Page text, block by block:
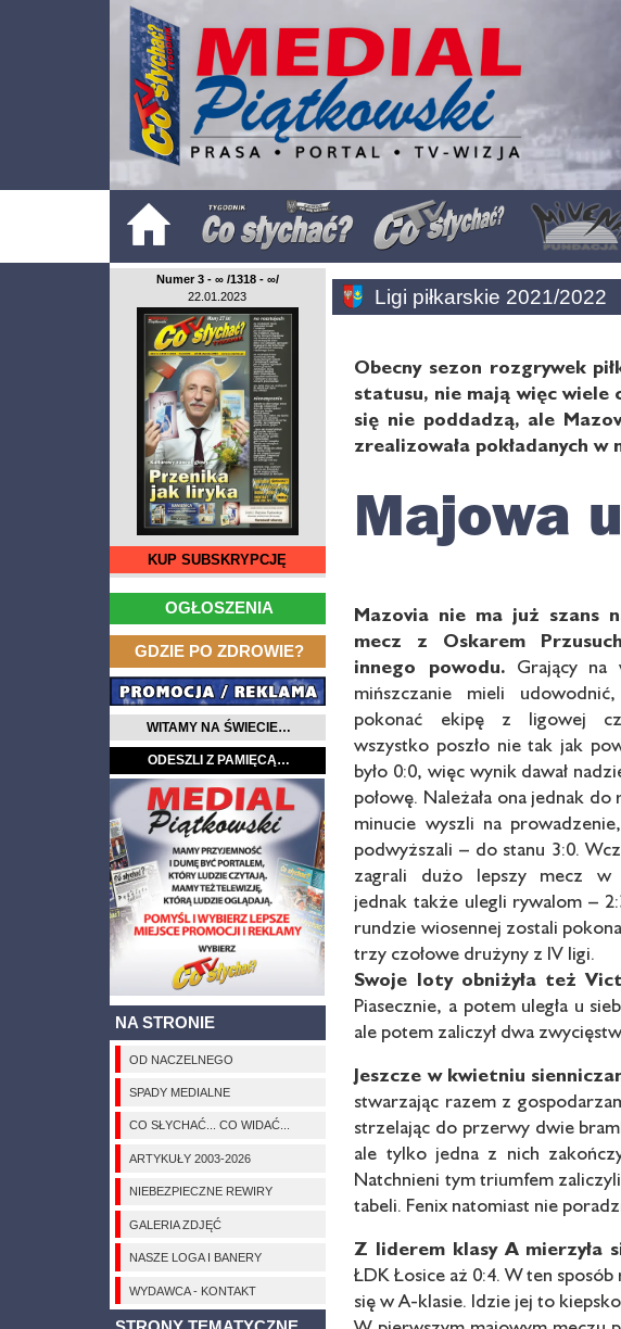
Numer 3 - ∞ /1318 - ∞/
22.01.2023
KUP SUBSKRYPCJĘ
OGŁOSZENIA
GDZIE PO ZDROWIE?
WITAMY NA ŚWIECIE…
ODESZLI Z PAMIĘCĄ…
NA STRONIE
OD NACZELNEGO
SPADY MEDIALNE
CO SŁYCHAĆ... CO WIDAĆ...
ARTYKUŁY 2003-2026
NIEBEZPIECZNE REWIRY
GALERIA ZDJĘĆ
NASZE LOGA I BANERY
WYDAWCA - KONTAKT
Ligi piłkarskie 2021/2022
Obecny sezon rozgrywek
statusu, nie mają więc wiele
się nie poddadzą, ale
zrealizowała pokładanych
Majowa
Mazovia nie ma już szans
mecz z Oskarem
innego powodu. Grający na
mińszczanie mieli
pokonać ekipę z ligowej
wszystko poszło nie tak jak
było 0:0, więc wynik dawał
połowę. Należała ona jednak
minucie wyszli na
podwyższali – do stanu 3:0.
zagrali dużo lepszy mecz w
jednak także ulegli rywalom –
rundzie wiosennej zostali
trzy czołowe drużyny z IV ligi.
Swoje loty obniżyła też
Piasecznie, a potem uległa u
ale potem zaliczył dwa
Jeszcze w kwietniu
stwarzając razem z
strzelając do przerwy dwie
ale tylko jedna z nich
Natchnieni tym triumfem
tabeli. Fenix natomiast nie
Z liderem klasy A mierzyła
ŁDK Łosice aż 0:4. W ten
się w A-klasie. Idzie jej to